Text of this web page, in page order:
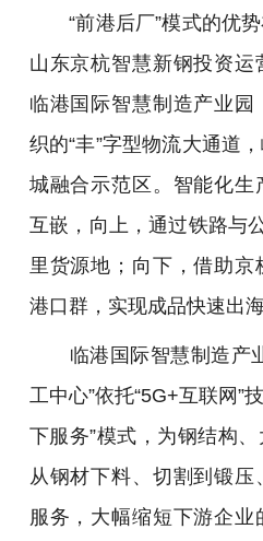
“前港后厂”模式的优势
山东京杭智慧新钢投资运
临港国际智慧制造产业
织的“丰”字型物流大通道
城融合示范区。智能化生
互嵌，向上，通过铁路与
里货源地；向下，借助
港口群，实现成品快速出海
临港国际智慧制造产业
工中心”依托“5G+互联网”
下服务”模式，为钢结构
从钢材下料、切割到锻
服务，大幅缩短下游企